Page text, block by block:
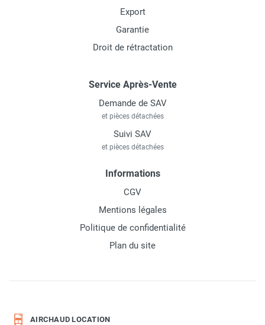
Export
Garantie
Droit de rétractation
Service Après-Vente
Demande de SAV
et pièces détachées
Suivi SAV
et pièces détachées
Informations
CGV
Mentions légales
Politique de confidentialité
Plan du site
AIRCHAUD LOCATION